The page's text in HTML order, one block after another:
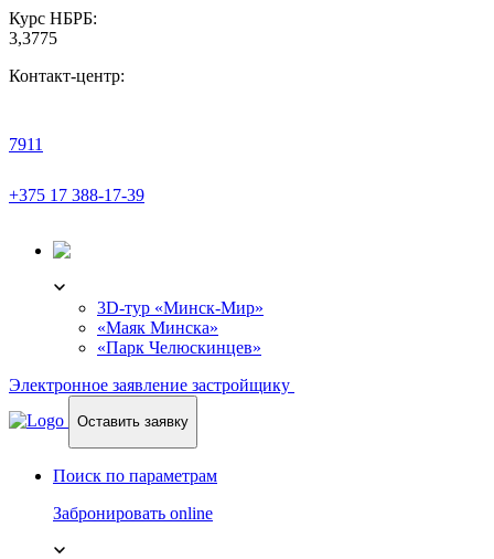
Курс НБРБ:
3,3775
Контакт-центр:
7911
+375 17 388-17-39
3D-тур «Минск-Мир»
«Маяк Минска»
«Парк Челюскинцев»
Электронное заявление застройщику
Оставить заявку
Поиск по параметрам
Забронировать online